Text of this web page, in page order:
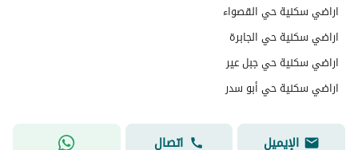
هل يوجد اي التزام على
العقار ؟
مطابقة لكود البناء
العقار مرهون لا
اراضي سكنية حي القصواء
اراضي سكنية حي الجابرة
اراضي سكنية حي جبل عير
اراضي سكنية حي أبو سدر
الإيميل اتصال